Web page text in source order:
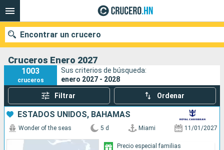
Encontrar un crucero
Nuestros destinos
Fecha de salida
Cruceros Enero 2027
1003
cruceros
Sus criterios de búsqueda:
enero 2027 - 2028
Filtrar Ordenar
ESTADOS UNIDOS, BAHAMAS
Wonder of the seas 5 d Miami 11/01/2027
Precio especial familias